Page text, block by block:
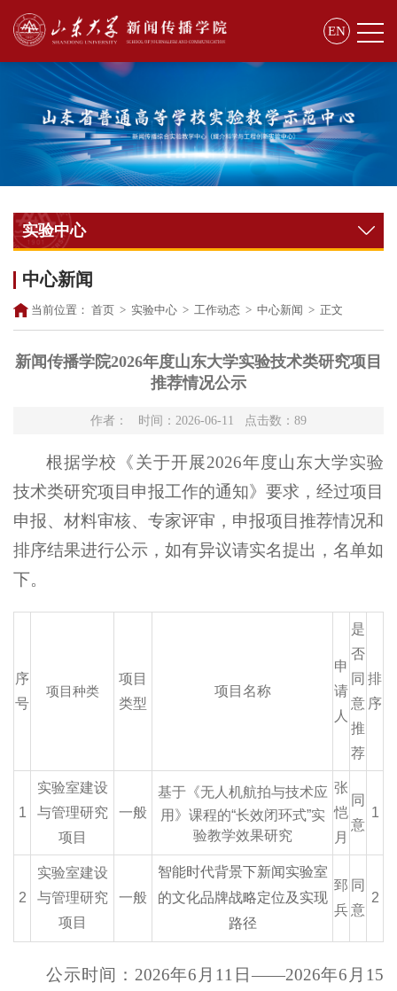
EN
实验中心
中心新闻
当前位置： 首页 > 实验中心 > 工作动态 > 中心新闻 > 正文
新闻传播学院2026年度山东大学实验技术类研究项目
推荐情况公示
作者： 时间：2026-06-11 点击数： 89
根据学校《关于开展2026年度山东大学实验
技术类研究项目申报工作的通知》要求，经过项目
申报、材料审核、专家评审，申报项目推荐情况和
排序结果进行公示，如有异议请实名提出，名单如
下。
序
号
项目种类
项目
类型
项目名称
申
请
人
是
否
同
意
推
荐
排
序
1
实验室建设
与管理研究
项目
一般
基于《无人机航拍与技术应
用》课程的“长效闭环式”实
验教学效果研究
张
恺
月
同
意
1
2
实验室建设
与管理研究
项目
一般
智能时代背景下新闻实验室
的文化品牌战略定位及实现
路径
郅
兵
同
意
2
公示时间：2026年6月11日——2026年6月15